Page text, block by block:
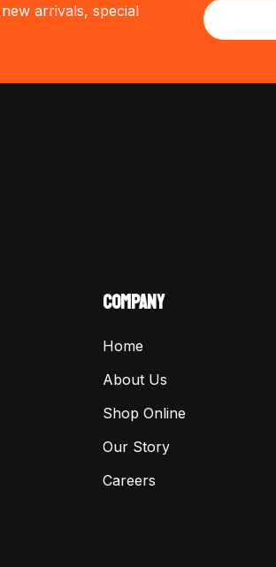
arrivals, special
COMPANY
Home
About Us
Shop Online
Our Story
Careers